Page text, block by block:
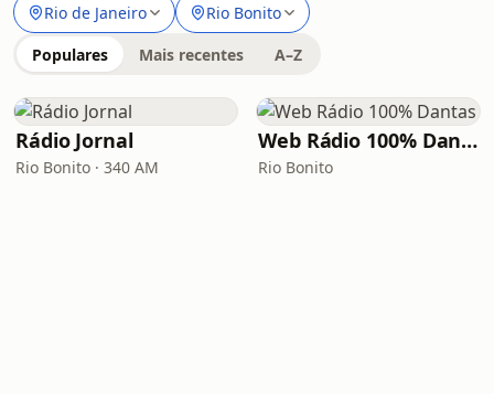
Rio de Janeiro Rio Bonito
Populares Mais recentes A–Z
Rádio Jornal
Rio Bonito · 340 AM
Web Rádio 100% Dantas
Rio Bonito